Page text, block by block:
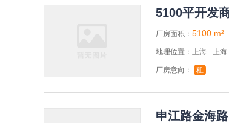
5100平开发
厂房面积： 5100 m²
地理位置：上海 - 上海
厂房意向： 租
申江路金海